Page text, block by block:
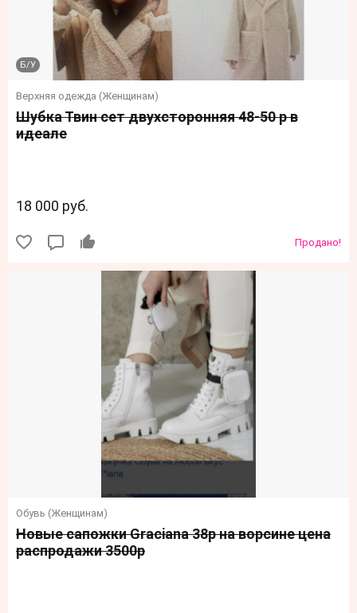
Верхняя одежда (Женщинам)
Б/У
Шубка Твин сет двухсторонняя 48-50 р в
идеале
18 000 руб.
Продано!
Обувь (Женщинам)
Новые сапожки Graciana 38р на ворсине цена
распродажи 3500р